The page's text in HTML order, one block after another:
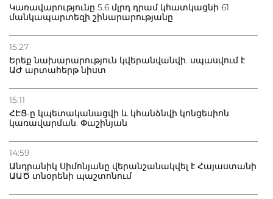
Կառավարությունը 5.6 մլրդ դրամ կհատկացնի 61
մանկապարտեզի շինարարությանը
15:27
Երեք նախարարություն կվերանվանվի. սպասվում է
ԱԺ արտահերթ նիստ
15:11
ՀԷՑ-ը կպետականացվի և կհանձնվի կոնցեսիոն
կառավարման. Փաշինյան
14:59
Անդրանիկ Սիմոնյանը վերանշանակվել է Հայաստանի
ԱԱԾ տնօրենի պաշտոնում